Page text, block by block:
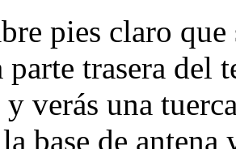
pies claro
parte trasera del
verás una
base de antena